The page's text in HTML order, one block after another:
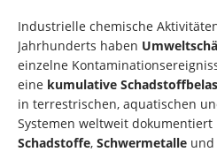
Industrielle chemische
Jahrhunderts haben
einzelne
eine kumulative
in terrestrischen, aquatischen
Systemen weltweit dokumentiert
Schadstoffe, Schwermetalle